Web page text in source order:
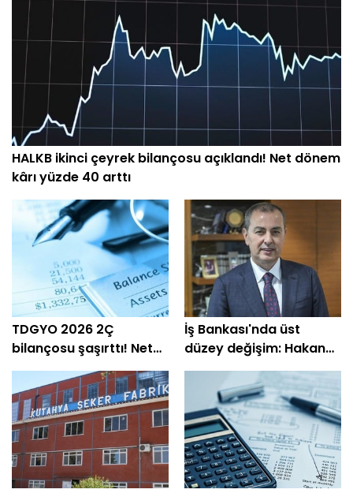
HALKB ikinci çeyrek bilançosu açıklandı! Net dönem
kârı yüzde 40 arttı
TDGYO 2026 2Ç
bilançosu şaşırttı! Net
kâr yüzde 105 bin arttı
İş Bankası'nda üst
düzey değişim: Hakan
Aran görevini
devrediyor